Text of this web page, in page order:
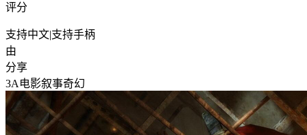
评分
支持中文|支持手柄
由
分享
3A 电影叙事奇幻